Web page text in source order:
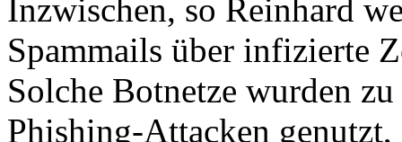
Inzwischen, so Reinhard
Spammails über infizierte
Solche Botnetze wurden
Phishing-Attacken